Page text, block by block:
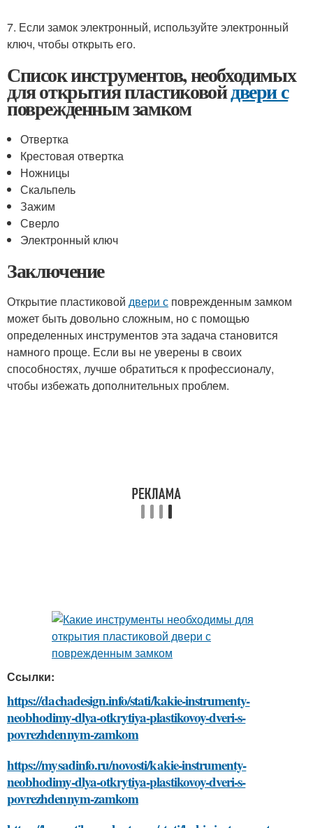
7. Если замок электронный, используйте электронный
ключ, чтобы открыть его.
Список инструментов, необходимых
для открытия пластиковойдвери с
поврежденным замком
Отвертка
Крестовая отвертка
Ножницы
Скальпель
Зажим
Сверло
Электронный ключ
Заключение
Открытие пластиковой двери с поврежденным замком
может быть довольно сложным, но с помощью
определенных инструментов эта задача становится
намного проще. Если вы не уверены в своих
способностях, лучше обратиться к профессионалу,
чтобы избежать дополнительных проблем.
Ссылки:
https://dachadesign.info/stati/kakie-instrumenty-
neobhodimy-dlya-otkrytiya-plastikovoy-dveri-s-
povrezhdennym-zamkom
https://mysadinfo.ru/novosti/kakie-instrumenty-
neobhodimy-dlya-otkrytiya-plastikovoy-dveri-s-
povrezhdennym-zamkom